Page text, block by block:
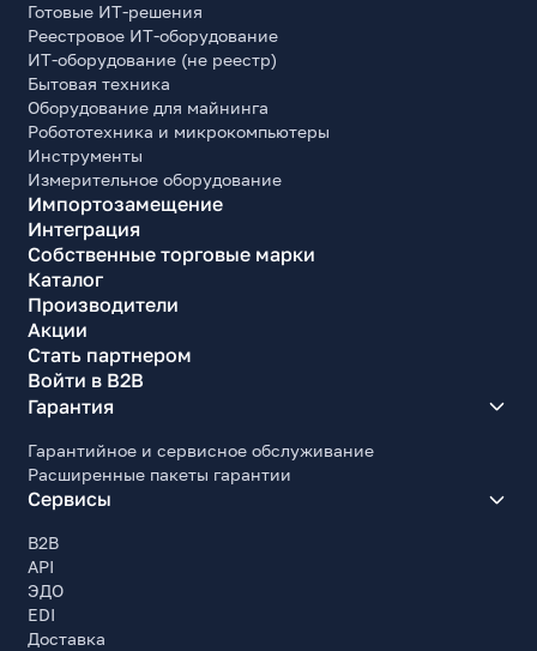
Готовые ИТ-решения
Реестровое ИТ-оборудование
ИТ-оборудование (не реестр)
Бытовая техника
Оборудование для майнинга
Робототехника и микрокомпьютеры
Инструменты
Измерительное оборудование
Импортозамещение
Интеграция
Собственные торговые марки
Каталог
Производители
Акции
Стать партнером
Войти в B2B
Гарантия
Гарантийное и сервисное обслуживание
Расширенные пакеты гарантии
Сервисы
B2B
API
ЭДО
EDI
Доставка